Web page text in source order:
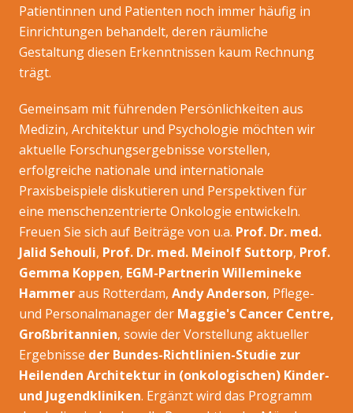
Patientinnen und Patienten noch immer häufig in
Einrichtungen behandelt, deren räumliche
Gestaltung diesen Erkenntnissen kaum Rechnung
trägt.
Gemeinsam mit führenden Persönlichkeiten aus
Medizin, Architektur und Psychologie möchten wir
aktuelle Forschungsergebnisse vorstellen,
erfolgreiche nationale und internationale
Praxisbeispiele diskutieren und Perspektiven für
eine menschenzentrierte Onkologie entwickeln.
Freuen Sie sich auf Beiträge von u.a. Prof. Dr. med.
Jalid Sehouli, Prof. Dr. med. Meinolf Suttorp, Prof.
Gemma Koppen, EGM-Partnerin Willemineke
Hammeraus Rotterdam, Andy Anderson, Pflege-
und Personalmanager der Maggie's Cancer Centre,
Großbritannien, sowie der Vorstellung aktueller
Ergebnisse der Bundes-Richtlinien-Studie zur
Heilenden Architektur in (onkologischen) Kinder-
und Jugendkliniken. Ergänzt wird das Programm